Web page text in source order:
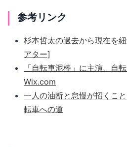
参考リンク
杉本哲太の過去から現在を
アター]
「自転車泥棒」に主演、自
Wix.com
一人の油断と怠慢が招くこ
転車への道